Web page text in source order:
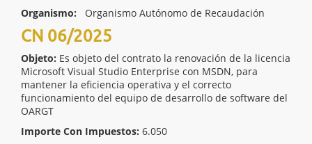
Organismo:
Organismo Autónomo de Recaudación
CN 06/2025
Objeto: Es objeto del contrato la renovación de la licencia
Microsoft Visual Studio Enterprise con MSDN, para
mantener la eficiencia operativa y el correcto
funcionamiento del equipo de desarrollo de software del
OARGT
Importe Con Impuestos: 6.050